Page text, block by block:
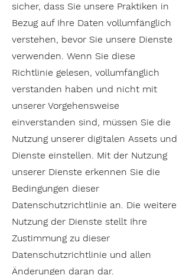
sicher, dass Sie unsere Praktiken in
Bezug auf Ihre Daten vollumfänglich
verstehen, bevor Sie unsere Dienste
verwenden. Wenn Sie diese
Richtlinie gelesen, vollumfänglich
verstanden haben und nicht mit
unserer Vorgehensweise
einverstanden sind, müssen Sie die
Nutzung unserer digitalen Assets und
Dienste einstellen. Mit der Nutzung
unserer Dienste erkennen Sie die
Bedingungen dieser
Datenschutzrichtlinie an. Die weitere
Nutzung der Dienste stellt Ihre
Zustimmung zu dieser
Datenschutzrichtlinie und allen
Änderungen daran dar.